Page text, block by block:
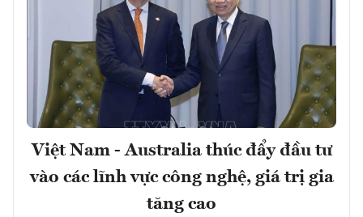
Việt Nam - Australia thúc đẩy đầu tư
vào các lĩnh vực công nghệ, giá trị gia
tăng cao